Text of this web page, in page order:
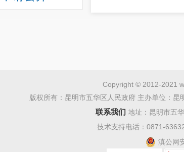
Copyright © 2012-2021
版权所有：昆明市五华区人民政府 主办单位：昆
联系我们 地址：昆明市五
技术支持电话：0871-
滇公网